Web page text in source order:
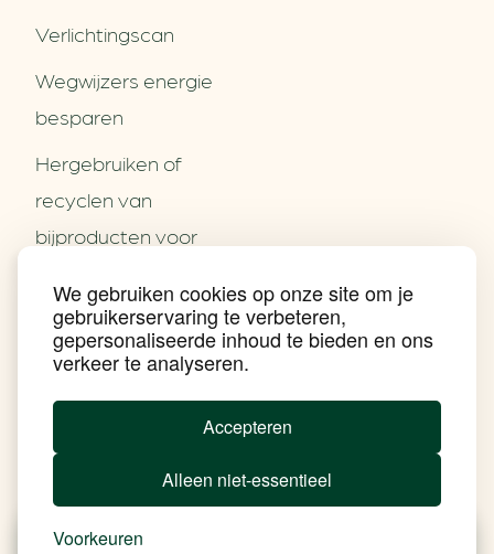
We gebruiken cookies op onze site om je
gebruikerservaring te verbeteren,
gepersonaliseerde inhoud te bieden en ons
verkeer te analyseren.
Accepteren
Alleen niet-essentieel
Voorkeuren
Partners
Contact
Nieuws
Praktijkverhalen
Events
Nieuwsbrief
Achtergrond klimaatverandering
Beprijzing van CO2
Verduurzamen bedrijventerrein
Verlichtingscan
Wegwijzers energie
besparen
Hergebruiken of
recyclen van
bijproducten voor
Energie besparen op
uw PC
Privacy & Disclaimer